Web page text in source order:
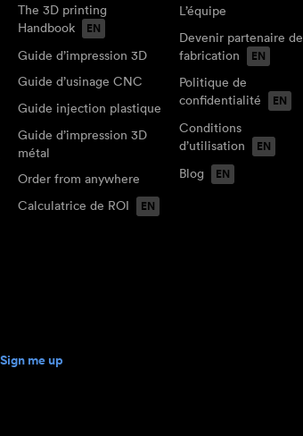
The 3D printing
Handbook
Guide d’impression 3D
Guide d’usinage CNC
Guide injection plastique
Guide d’impression 3D
métal
Order from anywhere
Calculatrice de ROI
L’équipe
Devenir partenaire de
fabrication
Politique de
confidentialité
Conditions
d’utilisation
Blog